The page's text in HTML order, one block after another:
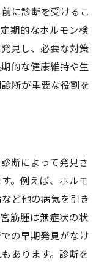
に診断を受けるこ
期的なホルモン検
見し、必要な対策
的な健康維持や生
断が重要な役割を
断によって発見さ
。例えば、ホルモ
ど他の病気を引き
筋腫は無症状の状
の早期発見がなけ
あります。診断を